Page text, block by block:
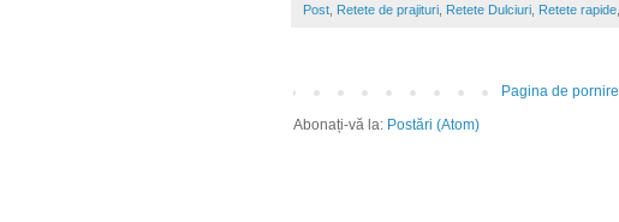
Post Retete de prajituri Retete Dulciuri Retete rapide
Pagina de pornire
Abonați-vă la: Postări (Atom)